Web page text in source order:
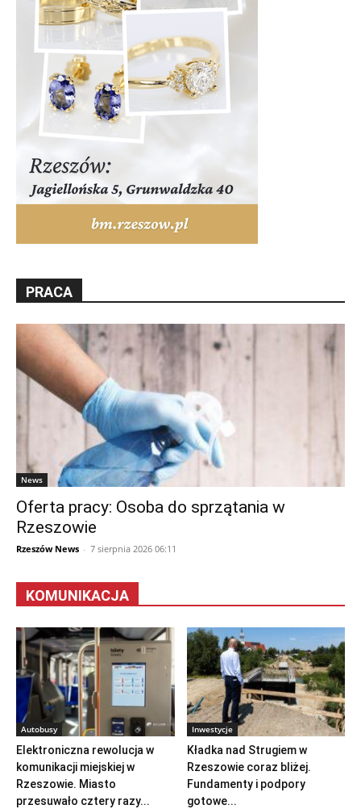
PRACA
News
Oferta pracy: Osoba do sprzątania w
Rzeszowie
Rzeszów News - 7 sierpnia 2026 06:11
KOMUNIKACJA
Autobusy
Elektroniczna rewolucja w
komunikacji miejskiej w
Rzeszowie. Miasto
przesuwało cztery razy...
Inwestycje
Kładka nad Strugiem w
Rzeszowie coraz bliżej.
Fundamenty i podpory
gotowe...